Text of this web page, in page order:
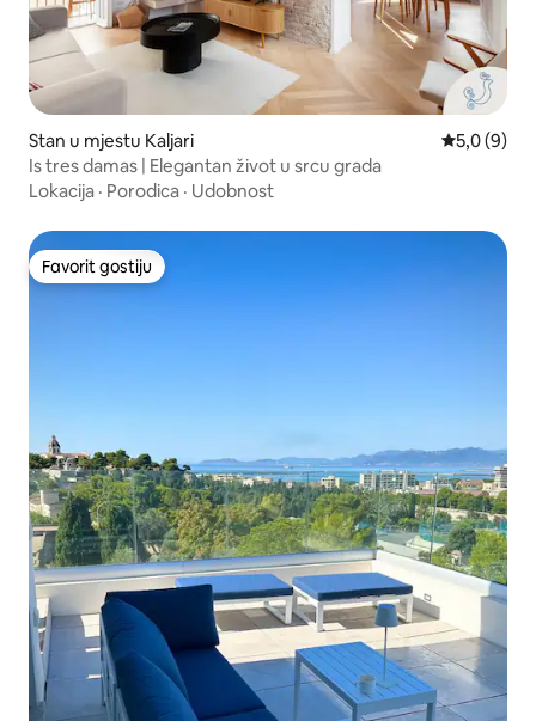
Stan u mjestu Kaljari prosječna
5,0 (9)
Is tres damas | Elegantan život u srcu grada
Lokacija · Porodica · Udobnost
Favorit gostiju
Favorit gostiju